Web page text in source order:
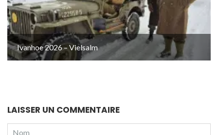
Ivanhoe 2026 – Vielsalm
LAISSER UN COMMENTAIRE